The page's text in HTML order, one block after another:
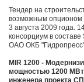
Тендер на
возможным опционом
3 августа 2009 года.
консорциум в
ОАО ОКБ
MIR 1200 -
мощностью 1200 МВт